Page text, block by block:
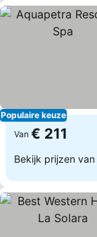
Populaire keuze
Van € 211
Bekijk prijzen van